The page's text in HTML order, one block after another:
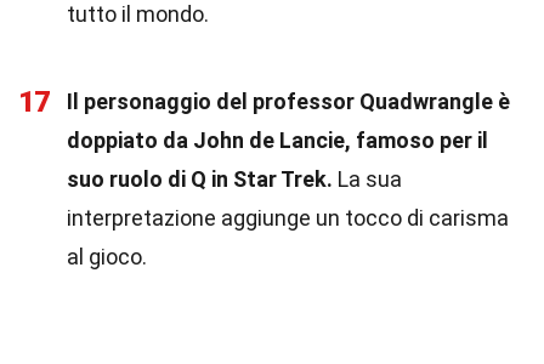
tutto il mondo.
17
Il personaggio del professor Quadwrangle è
doppiato da John de Lancie, famoso per il
suo ruolo di Q in Star Trek. La sua
interpretazione aggiunge un tocco di carisma
al gioco.